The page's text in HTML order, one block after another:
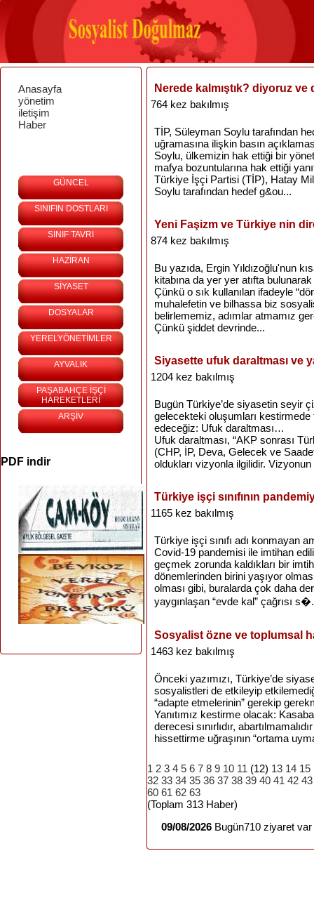
Anasayfa
yönetim
iletişim
Haber
GÜNCEL
SINIFIN DOSTLARI
SINIF TAVRI
HAZİRAN
SİYASET
DOSYALAR
YERELYÖNETİMLER
AYVALIK
PAŞABAHÇE İŞÇİ
HAREKETLERİ
ARŞİV
PDF indir
Nerede kalmıştık? diyoruz
764 kez bakılmış
TİP, Süleyman Soylu tarafından
uğramasına ilişkin basın
Soylu, ülkemizin hak ettiği bir
mafya bozuntularına hak ettiği
Türkiye İşçi Partisi (TİP), Hatay
Soylu tarafından hedef g&ou...
Yeni Faşizm ve Türkiye nin
874 kez bakılmış
Bu yazıda, Ergin Yıldızoğlu'nun
kitabına da yer yer atıfta
Çünkü o sık kullanılan ifadeyle
muhalefetin ve bilhassa biz
belirlememiz, adımlar atmamız
Çünkü şiddet devrinde...
Siyasette ufuk daraltması ve
1204 kez bakılmış
Bugün Türkiye’de siyasetin seyir
gelecekteki oluşumları
edeceğiz: Ufuk daraltması…
Ufuk daraltması, “AKP sonrası
(CHP, İP, Deva, Gelecek ve
oldukları vizyonla ilgilidir.
Türkiye işçi sınıfının
1165 kez bakılmış
Türkiye işçi sınıfı adı konmayan
Covid-19 pandemisi ile imtihan
geçmek zorunda kaldıkları bir
dönemlerinden birini yaşıyor
olması gibi, buralarda çok daha
yaygınlaşan “evde kal” çağrısı
Sosyalist özne ve toplumsal
1463 kez bakılmış
Önceki yazımızı, Türkiye’de
sosyalistleri de etkileyip
“adapte etmelerinin” gerekip
Yanıtımız kestirme olacak:
derecesi sınırlıdır,
hissettirme uğraşının “ortama
1 2 3 4 5 6 7 8 9 10 11 (12) 13 14 15
32 33 34 35 36 37 38 39 40 41 42 43
60 61 62 63
(Toplam 313 Haber)
09/08/2026 Bugün710 ziyaret